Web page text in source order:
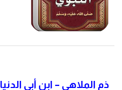
ذم الملاهي – ابن أبي الدنيا